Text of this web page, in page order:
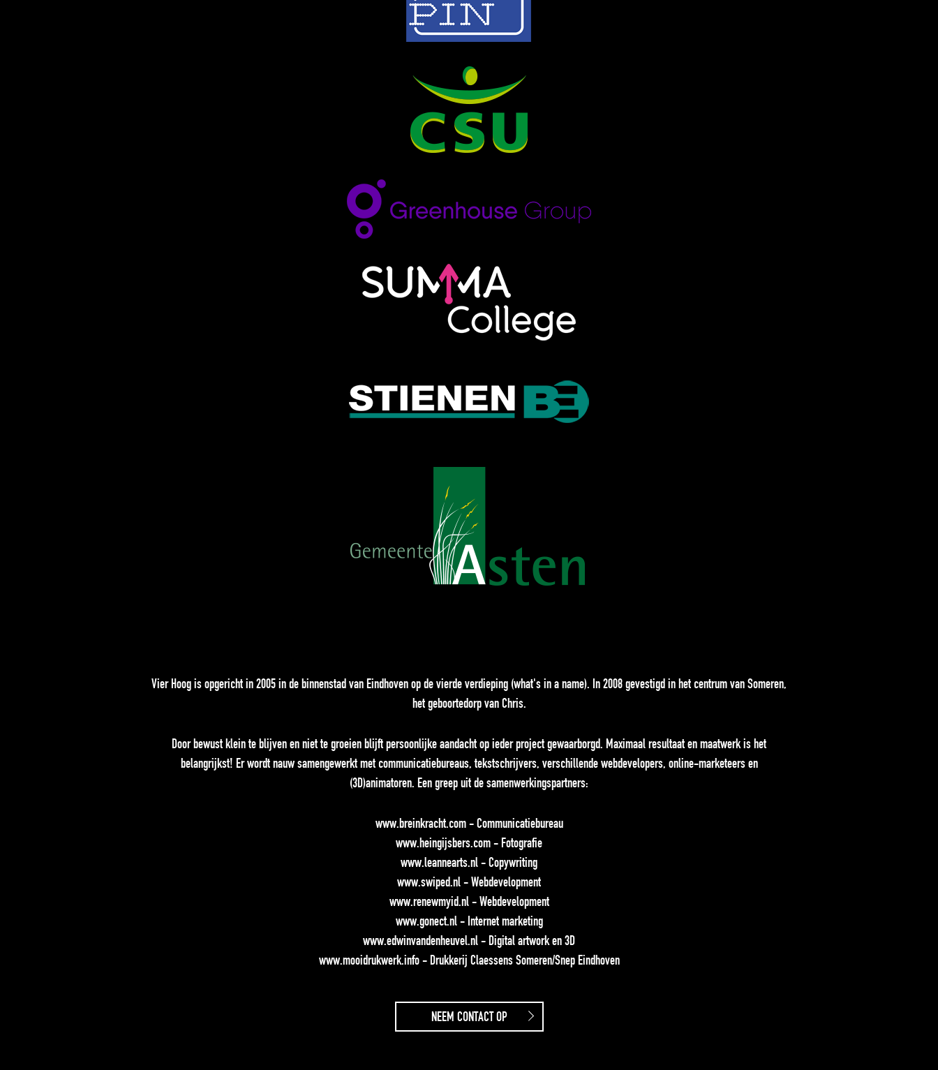
Vier Hoog is opgericht in 2005 in de binnenstad van Eindhoven op de vierde verdieping (what's in a name). In 2008 gevestigd in het centrum van Someren,
het geboortedorp van Chris.
Door bewust klein te blijven en niet te groeien blijft persoonlijke aandacht op ieder project gewaarborgd. Maximaal resultaat en maatwerk is het
belangrijkst! Er wordt nauw samengewerkt met communicatiebureaus, tekstschrijvers, verschillende webdevelopers, online-marketeers en
(3D)animatoren. Een greep uit de samenwerkingspartners:
www.breinkracht.com- Communicatiebureau
www.heingijsbers.com- Fotografie
www.leannearts.nl- Copywriting
www.swiped.nl- Webdevelopment
www.renewmyid.nl- Webdevelopment
www.gonect.nl- Internet marketing
www.edwinvandenheuvel.nl- Digital artwork en 3D
www.mooidrukwerk.info- Drukkerij Claessens Someren/Snep Eindhoven
NEEM CONTACT OP